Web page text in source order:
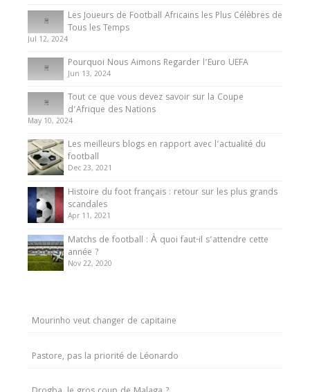
Les Joueurs de Football Africains les Plus Célèbres de
Tous les Temps
Jul 12, 2024
Pourquoi Nous Aimons Regarder l’Euro UEFA
Jun 13, 2024
Tout ce que vous devez savoir sur la Coupe
d’Afrique des Nations
May 10, 2024
Les meilleurs blogs en rapport avec l’actualité du
football
Dec 23, 2021
Histoire du foot français : retour sur les plus grands
scandales
Apr 11, 2021
Matchs de football : À quoi faut-il s’attendre cette
année ?
Nov 22, 2020
Mourinho veut changer de capitaine
Pastore, pas la priorité de Léonardo